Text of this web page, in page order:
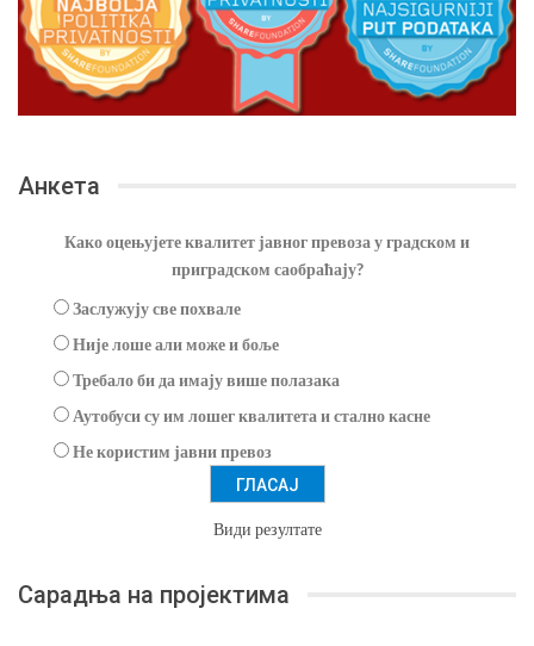
Анкета
Како оцењујете квалитет јавног превоза у градском и
приградском саобраћају?
Заслужују све похвале
Није лоше али може и боље
Требало би да имају више полазака
Аутобуси су им лошег квалитета и стално касне
Не користим јавни превоз
Види резултате
Сарадња на пројектима